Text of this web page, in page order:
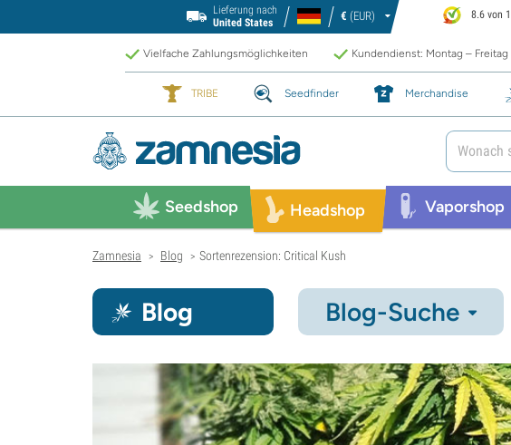
Lieferung nach
United States
€ (EUR) 8.6 von
Vielfache Zahlungsmöglichkeiten Kundendienst: Montag –
TRIBE Seedfinder Merchandise
Seedshop Headshop Vaporshop
Zamnesia > Blog > Sortenrezension: Critical Kush
Blog Blog-Suche